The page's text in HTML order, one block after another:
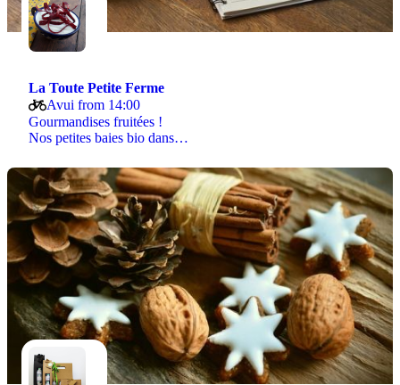
La Toute Petite Ferme
Avui from 14:00
Gourmandises fruitées !
Nos petites baies bio dans…